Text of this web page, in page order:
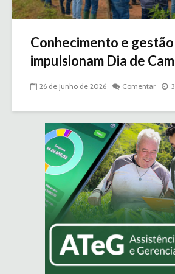
Conhecimento e gestão
impulsionam Dia de
26 de junho de 2026 Comentar